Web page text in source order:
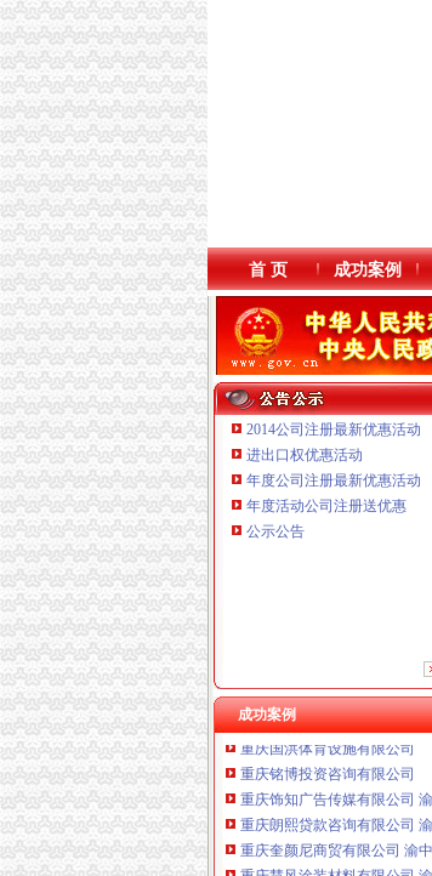
本站导航
首 页 成功案例
2014公司注册最新优惠活动
进出口权优惠活动
年度公司注册最新优惠活动
年度活动公司注册送优惠
公示公告
成功案例
重庆鸽牌电线电缆有限公司 渝
重庆国洪体育设施有限公司
重庆铭博投资咨询有限公司
重庆饰知广告传媒有限公司
重庆朗熙贷款咨询有限公司
重庆奎颜尼商贸有限公司 渝中
重庆慧风涂装材料有限公司